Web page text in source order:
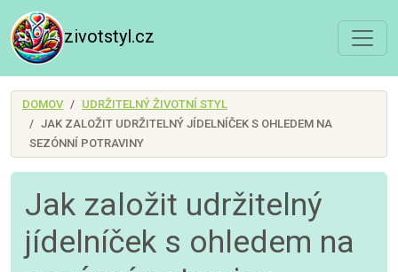
zivotstyl.cz
DOMOV
UDRŽITELNÝ ŽIVOTNÍ STYL
JAK ZALOŽIT UDRŽITELNÝ JÍDELNÍČEK S OHLEDEM NA
SEZÓNNÍ POTRAVINY
Jak založit udržitelný
jídelníček s ohledem na